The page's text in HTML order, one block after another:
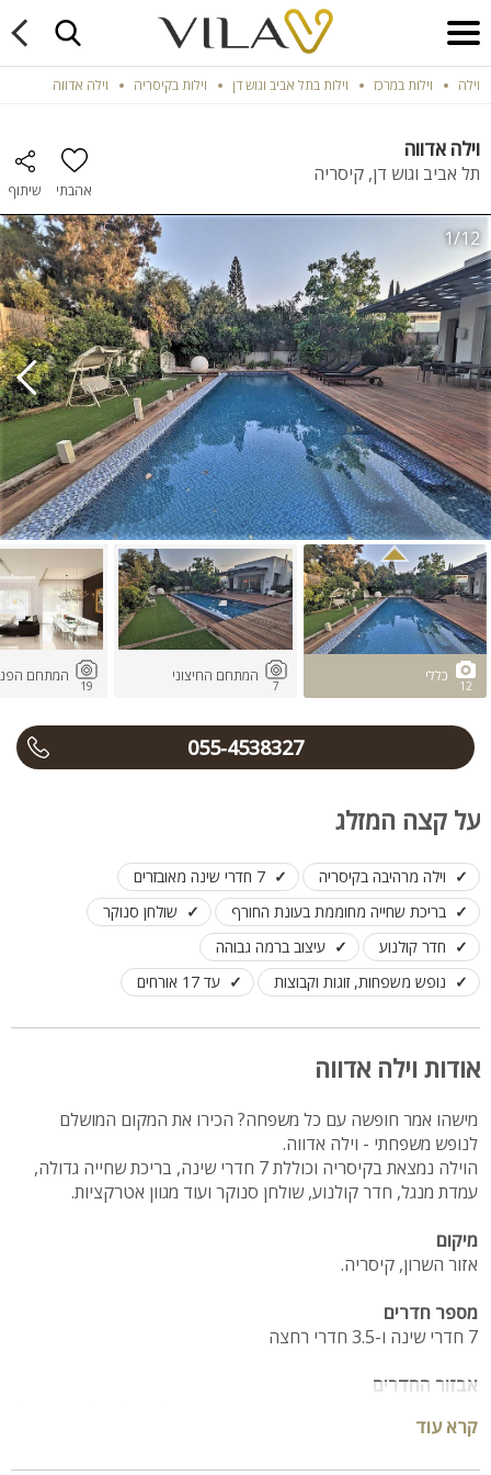
וילה וילות במרכז וילות בתל אביב וגוש דן וילות בקיסריה וילה אדווה
וילה אדווה
תל אביב וגוש דן, קיסריה
אהבתי שיתוף
1/12
12
כללי
7
המתחם החיצוני
19
המתחם
055-4538327
על קצה המזלג
וילה מרהיבה בקיסריה
7 חדרי שינה מאובזרים
בריכת שחייה מחוממת בעונת החורף
שולחן סנוקר
חדר קולנוע
עיצוב ברמה גבוהה
נופש משפחות, זוגות וקבוצות
עד 17 אורחים
אודות וילה אדווה
מישהו אמר חופשה עם כל משפחה? הכירו את המקום המושלם
לנופש משפחתי - וילה אדווה.
הוילה נמצאת בקיסריה וכוללת 7 חדרי שינה, בריכת שחייה גדולה,
עמדת מנגל, חדר קולנוע, שולחן סנוקר ועוד מגוון אטרקציות.
מיקום
אזור השרון, קיסריה.
מספר חדרים
7 חדרי שינה ו-3.5 חדרי רחצה
אבזור החדרים
קרא עוד